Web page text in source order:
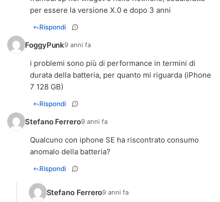
per essere la versione X.0 e dopo 3 anni
Rispondi
FoggyPunk9 anni fa
i problemi sono più di performance in termini di
durata della batteria, per quanto mi riguarda (iPhone
7 128 GB)
Rispondi
Stefano Ferrero9 anni fa
Qualcuno con iphone SE ha riscontrato consumo
anomalo della batteria?
Rispondi
Stefano Ferrero9 anni fa